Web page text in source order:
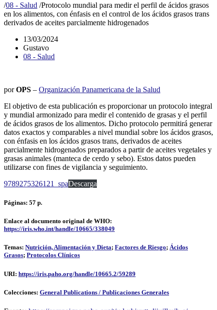
/08 - Salud /Protocolo mundial para medir el perfil de ácidos grasos
en los alimentos, con énfasis en el control de los ácidos grasos trans
derivados de aceites parcialmente hidrogenados
13/03/2024
Gustavo
08 - Salud
porOPS – Organización Panamericana de la Salud
El objetivo de esta publicación es proporcionar un protocolo integral
y mundial armonizado para medir el contenido de grasas y el perfil
de ácidos grasos de los alimentos. Dicho protocolo permitirá generar
datos exactos y comparables a nivel mundial sobre los ácidos grasos,
con énfasis en los ácidos grasos trans, derivados de aceites
parcialmente hidrogenados preparados a partir de aceites vegetales y
grasas animales (manteca de cerdo y sebo). Estos datos pueden
utilizarse con fines de vigilancia y seguimiento.
9789275326121_spaDescarga
Páginas: 57 p.
Enlace al documento original de WHO:
https://iris.who.int/handle/10665/338049
Temas: Nutrición, Alimentación y Dieta; Factores de Riesgo; Ácidos
Grasos; Protocolos Clínicos
URI: https://iris.paho.org/handle/10665.2/59289
Colecciones: General Publications / Publicaciones Generales